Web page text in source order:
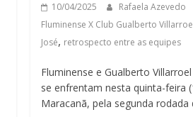
10/04/2025 Rafaela Azevedo
Fluminense X Club Gualberto
José, retrospecto entre as equipes
Fluminense e Gualberto
se enfrentam nesta quinta-feira
Maracanã, pela segunda rodada